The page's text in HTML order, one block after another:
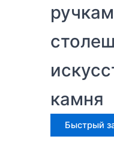
камня
Быстрый